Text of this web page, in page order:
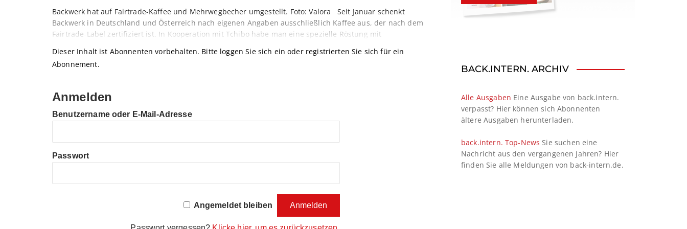
Backwerk hat auf Fairtrade-Kaffee und Mehrwegbecher umgestellt. Foto: Valora Seit Januar schenkt
Backwerk in Deutschland und Österreich nach eigenen Angaben ausschließlich Kaffee aus, der nach dem
Fairtrade-Label zertifiziert ist. In Kooperation mit Tchibo habe man eine spezielle Röstung mit
Dieser Inhalt ist Abonnenten vorbehalten. Bitte loggen Sie sich ein oder registrierten Sie sich für ein
Abonnement.
Anmelden
Benutzername oder E-Mail-Adresse
Passwort
Angemeldet bleiben
BACK.INTERN. ARCHIV
Alle Ausgaben Eine Ausgabe von back.intern.
verpasst? Hier können sich Abonnenten
ältere Ausgaben herunterladen.
back.intern. Top-News Sie suchen eine
Nachricht aus den vergangenen Jahren? Hier
finden Sie alle Meldungen von back-intern.de.